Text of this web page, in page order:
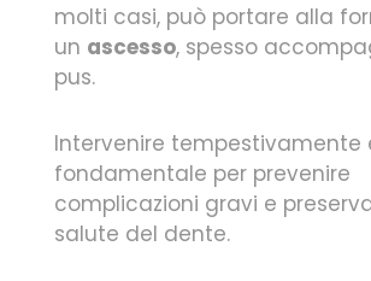
molti casi, può portare alla
un ascesso, spesso
pus.
Intervenire tempestivamente
fondamentale per prevenire
complicazioni gravi e
salute del dente.